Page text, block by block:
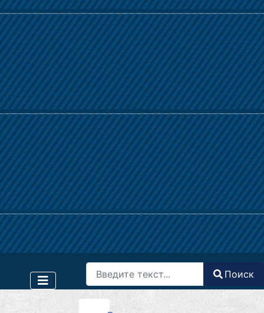
Поиск
Type 2 or more characters for results.
Поиск